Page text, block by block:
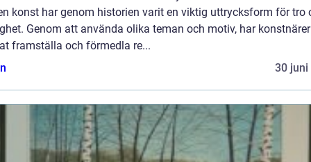
konst har genom historien varit en viktig uttrycksform för tro
Genom att använda olika teman och motiv, har konstnärer
framställa och förmedla re...
30 juni